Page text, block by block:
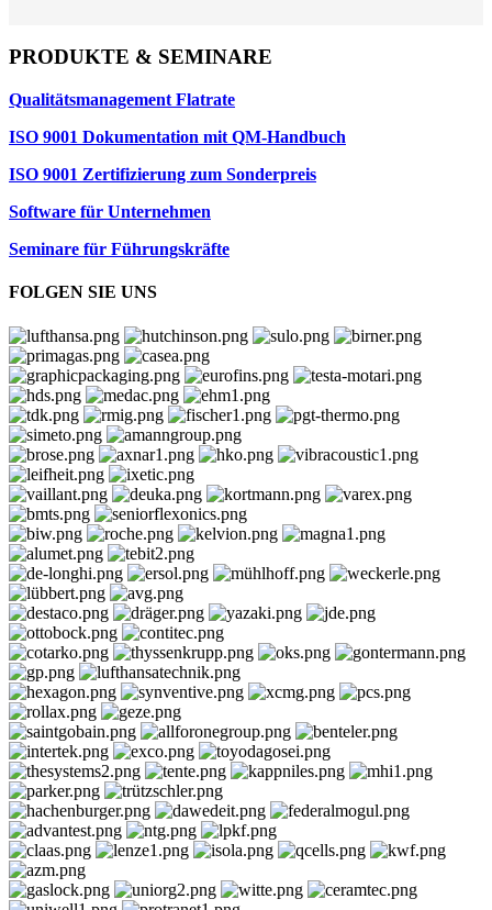
PRODUKTE & SEMINARE
Qualitätsmanagement Flatrate
ISO 9001 Dokumentation mit QM-Handbuch
ISO 9001 Zertifizierung zum Sonderpreis
Software für Unternehmen
Seminare für Führungskräfte
FOLGEN SIE UNS